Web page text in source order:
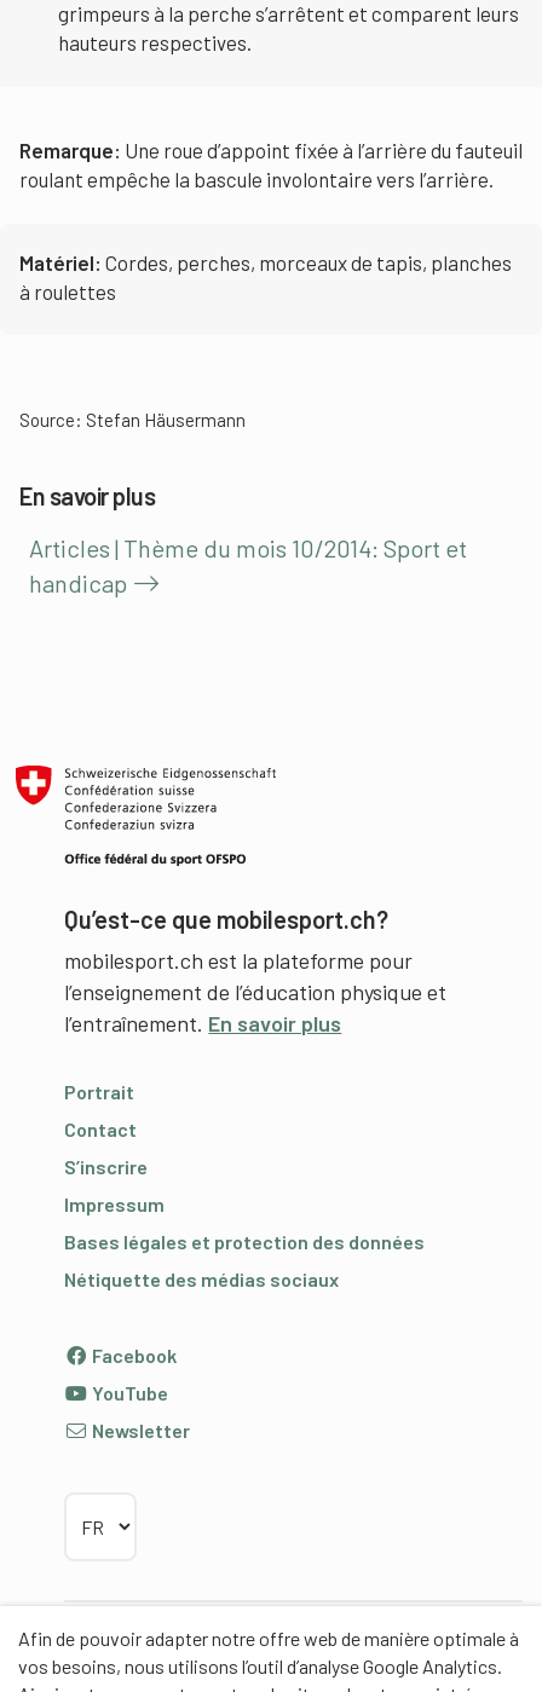
Afin de pouvoir adapter notre offre web de manière optimale à
vos besoins, nous utilisons l’outil d’analyse Google Analytics.
grimpeurs à la perche s’arrêtent et comparent leurs
hauteurs respectives.
Remarque: Une roue d’appoint fixée à l’arrière du fauteuil
roulant empêche la bascule involontaire vers l’arrière.
Matériel: Cordes, perches, morceaux de tapis, planches
à roulettes
Source: Stefan Häusermann
En savoir plus
Articles | Thème du mois 10/2014: Sport et
handicap
Qu’est-ce que mobilesport.ch?
mobilesport.ch est la plateforme pour
l’enseignement de l’éducation physique et
l’entraînement. En savoir plus
Portrait
Contact
S’inscrire
Impressum
Bases légales et protection des données
Nétiquette des médias sociaux
Facebook
YouTube
Newsletter
Partenaires